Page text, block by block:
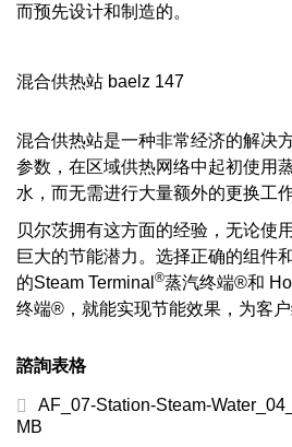
而预先设计和制造的。
混合供热站 baelz 147
混合供热站是一种非常经济的解决
参数，在区域供热网络中起初使用
水，而无需进行大量额外的更换工作
贝尔茨拥有这方面的经验，无论使
巨大的节能潜力。选择正确的组件
的Steam Terminal®蒸汽终端®和
终端®，就能实现节能效果，为客户
諮詢表格
AF_07-Station-Steam-
MB